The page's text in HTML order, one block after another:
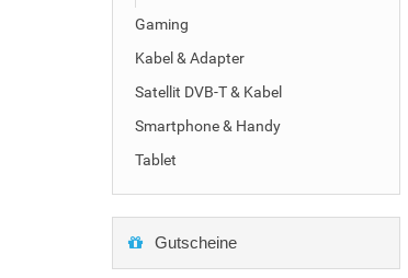
Gaming
Kabel & Adapter
Satellit DVB-T & Kabel
Smartphone & Handy
Tablet
Gutscheine